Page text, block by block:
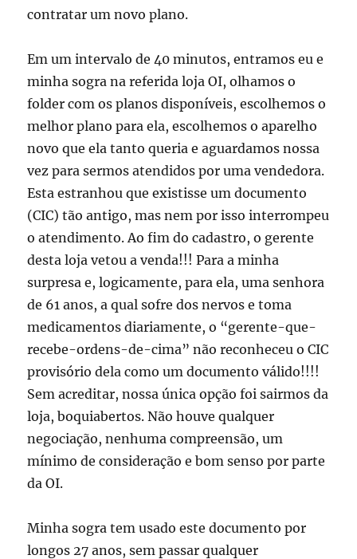
contratar um novo plano.
Em um intervalo de 40 minutos, entramos eu e
minha sogra na referida loja OI, olhamos o
folder com os planos disponíveis, escolhemos o
melhor plano para ela, escolhemos o aparelho
novo que ela tanto queria e aguardamos nossa
vez para sermos atendidos por uma vendedora.
Esta estranhou que existisse um documento
(CIC) tão antigo, mas nem por isso interrompeu
o atendimento. Ao fim do cadastro, o gerente
desta loja vetou a venda!!! Para a minha
surpresa e, logicamente, para ela, uma senhora
de 61 anos, a qual sofre dos nervos e toma
medicamentos diariamente, o “gerente-que-
recebe-ordens-de-cima” não reconheceu o CIC
provisório dela como um documento válido!!!!
Sem acreditar, nossa única opção foi sairmos da
loja, boquiabertos. Não houve qualquer
negociação, nenhuma compreensão, um
mínimo de consideração e bom senso por parte
da OI.
Minha sogra tem usado este documento por
longos 27 anos, sem passar qualquer